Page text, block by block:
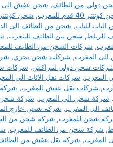
دولي من الطائف, شحن عفش الى
40 قدم للمغرب , شحن
للباب, شحن من الطائف الى
للرباط, شحن من الطائف للمغرب,
, شركات الشحن من الطائف
المغرب, شركات شحن بحري,
شحن دولي لمراكش, شركات
المغرب, شركات نقل الاثاث الى
, شركات نقل عفش للمغرب, شركة
, شركة شحن الى المغرب, شركة شحن
الي المغرب, شركة شحن خارج
شحن للمغرب, شركة شحن من
, شركة شحن من الطائف للمغرب,
المغرب, شركة نقل عفش من